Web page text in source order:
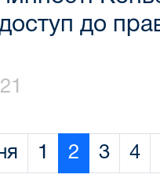
до
1 2 3 4